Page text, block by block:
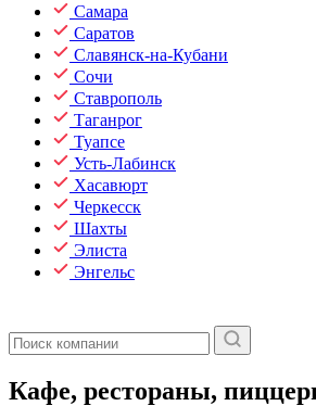
Самара
Саратов
Славянск-на-Кубани
Сочи
Ставрополь
Таганрог
Туапсе
Усть-Лабинск
Хасавюрт
Черкесск
Шахты
Элиста
Энгельс
Кафе, рестораны,